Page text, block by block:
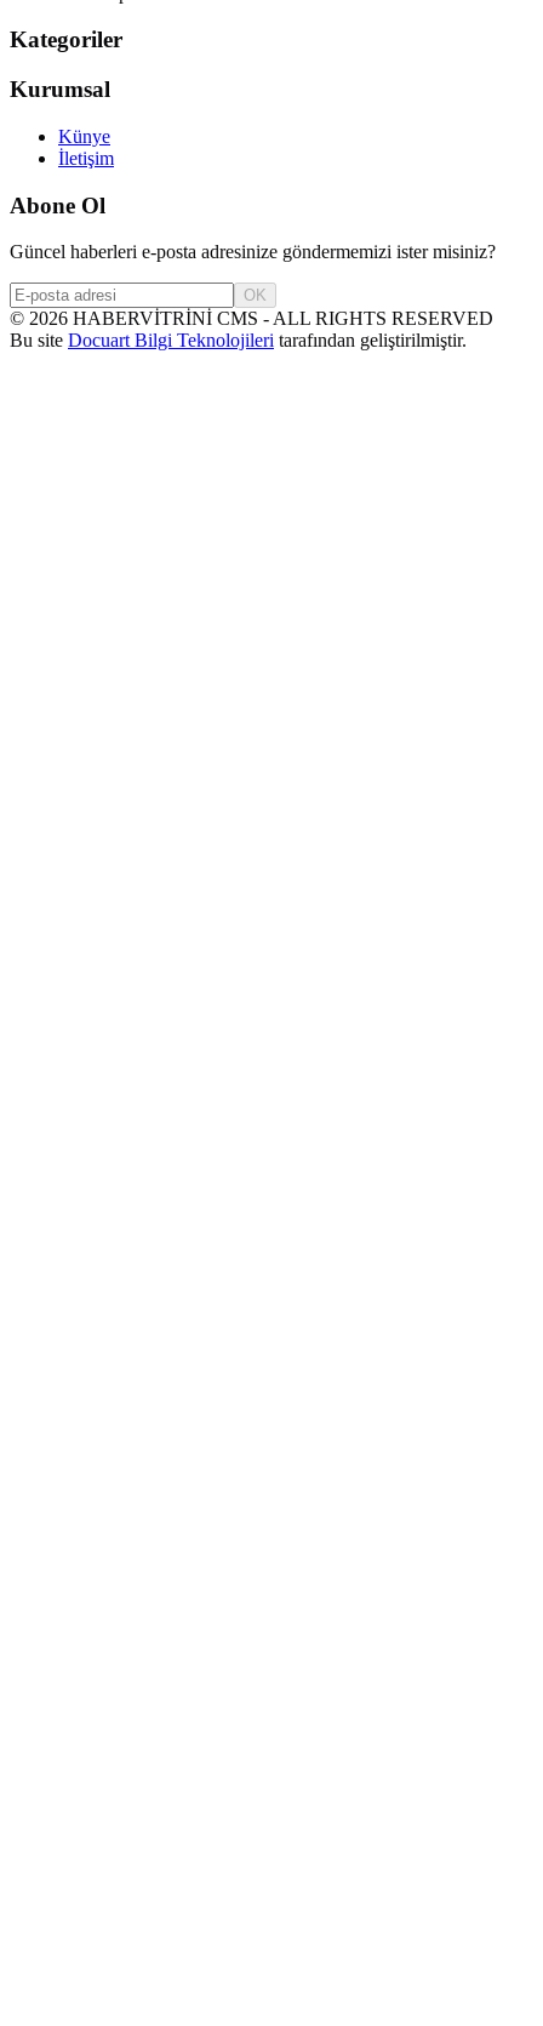
Kategoriler
Kurumsal
Künye
İletişim
Abone Ol
Güncel haberleri e-posta adresinize göndermemizi ister misiniz?
OK
© 2026 HABERVİTRİNİ CMS - ALL RIGHTS RESERVED
Bu site Docuart Bilgi Teknolojileri tarafından geliştirilmiştir.